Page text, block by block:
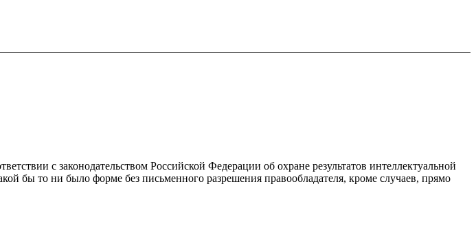
с законодательством Российской Федерации об охране результатов интеллектуальной
то ни было форме без письменного разрешения правообладателя, кроме случаев, прямо